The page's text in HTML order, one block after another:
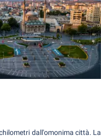
dall'omonima città. La